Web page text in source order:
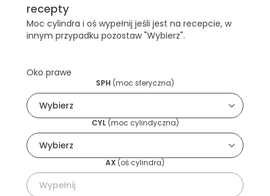
recepty
Moc cylindra i oś wypełnij jeśli jest na recepcie, w
innym przypadku pozostaw "Wybierz".
Oko prawe
SPH (moc sferyczna)
CYL(moc cylindyczna)
AX (oś cylindra)